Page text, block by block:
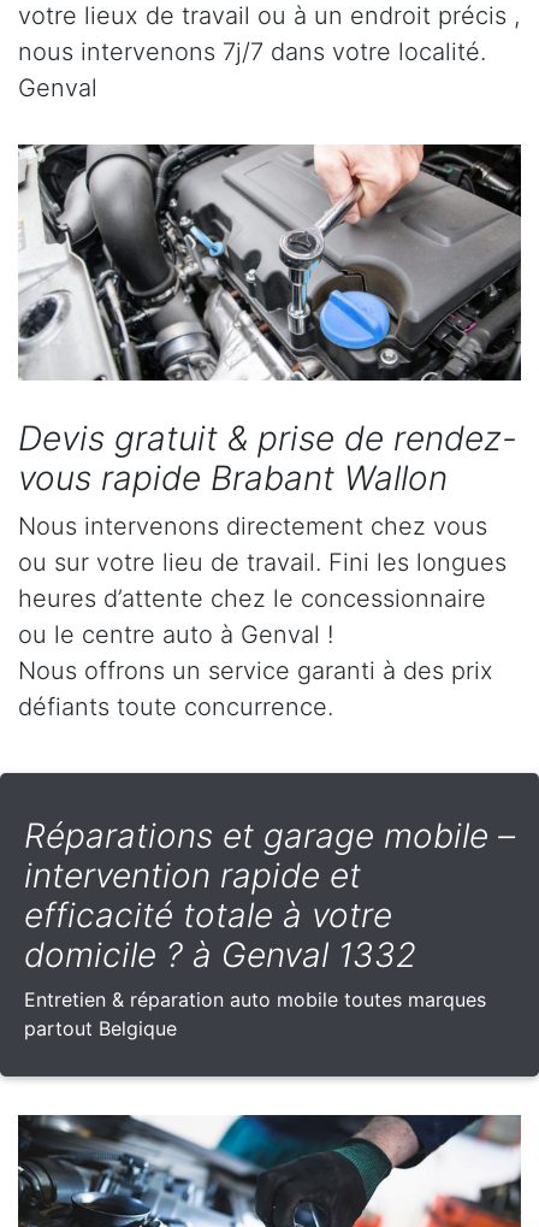
votre lieux de travail ou à un endroit précis ,
nous intervenons 7j/7 dans votre localité.
Genval
Devis gratuit & prise de rendez-
vous rapide Brabant Wallon
Nous intervenons directement chez vous
ou sur votre lieu de travail. Fini les longues
heures d’attente chez le concessionnaire
ou le centre auto à Genval !
Nous offrons un service garanti à des prix
défiants toute concurrence.
Réparations et garage mobile –
intervention rapide et
efficacité totale à votre
domicile ? à Genval 1332
Entretien & réparation auto mobile toutes marques
partout Belgique